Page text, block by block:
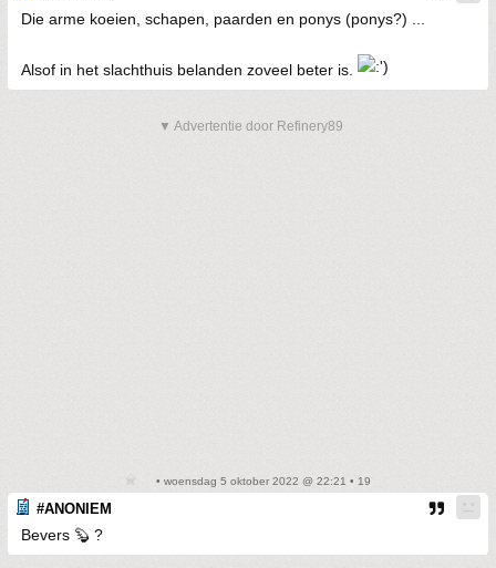
Die arme koeien, schapen, paarden en ponys (ponys?) ...
Alsof in het slachthuis belanden zoveel beter is.
▼ Advertentie door Refinery89
• woensdag 5 oktober 2022 @ 22:21 • 19
#ANONIEM
Bevers 🦫 ?